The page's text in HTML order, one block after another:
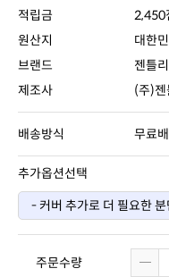
적립금
2,450
원산지
대한
브랜드
젠틀
제조사
(주)젠
배송방식 무료
추가옵션선택
주문수량